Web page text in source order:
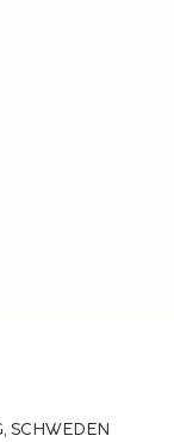
SCHWEDEN